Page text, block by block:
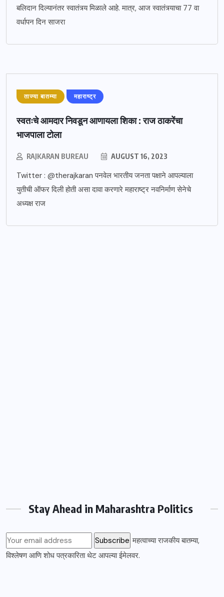
बलिदान दिल्यानंतर स्वातंत्र्य मिळाले आहे. मात्र, आज स्वातंत्र्याचा 77 वा
वर्धापन दिन साजरा
ताज्या बातम्या महाराष्ट्र
स्वतःचे आमदार निवडून आणायला शिका : राज ठाकरेंचा
भाजपाला टोला
RAJKARAN BUREAU AUGUST 16, 2023
Twitter : @therajkaran पनवेल भारतीय जनता पक्षाने आपल्याला
युतीची ऑफर दिली होती असा दावा करणारे महाराष्ट्र नवनिर्माण सेनेचे
अध्यक्ष राज
Stay Ahead in Maharashtra Politics
महत्वाच्या राजकीय बातम्या,
विश्लेषण आणि शोध पत्रकारिता थेट आपल्या ईमेलवर.